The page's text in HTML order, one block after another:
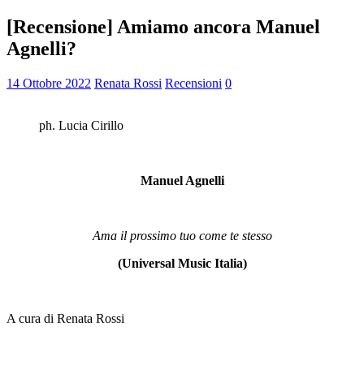
[Recensione] Amiamo ancora Manuel
Agnelli?
14 Ottobre 2022 Renata Rossi Recensioni 0
ph. Lucia Cirillo
Manuel Agnelli
Ama il prossimo tuo come te stesso
(Universal Music Italia)
A cura di Renata Rossi